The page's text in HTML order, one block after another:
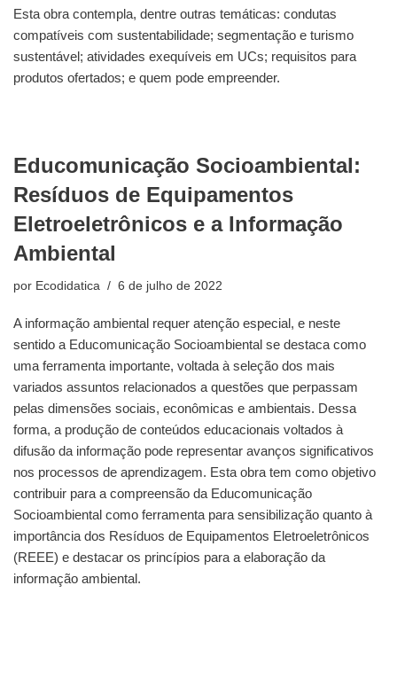
Esta obra contempla, dentre outras temáticas: condutas
compatíveis com sustentabilidade; segmentação e turismo
sustentável; atividades exequíveis em UCs; requisitos para
produtos ofertados; e quem pode empreender.
Educomunicação Socioambiental:
Resíduos de Equipamentos
Eletroeletrônicos e a Informação
Ambiental
por Ecodidatica 6 de julho de 2022
A informação ambiental requer atenção especial, e neste
sentido a Educomunicação Socioambiental se destaca como
uma ferramenta importante, voltada à seleção dos mais
variados assuntos relacionados a questões que perpassam
pelas dimensões sociais, econômicas e ambientais. Dessa
forma, a produção de conteúdos educacionais voltados à
difusão da informação pode representar avanços significativos
nos processos de aprendizagem. Esta obra tem como objetivo
contribuir para a compreensão da Educomunicação
Socioambiental como ferramenta para sensibilização quanto à
importância dos Resíduos de Equipamentos Eletroeletrônicos
(REEE) e destacar os princípios para a elaboração da
informação ambiental.